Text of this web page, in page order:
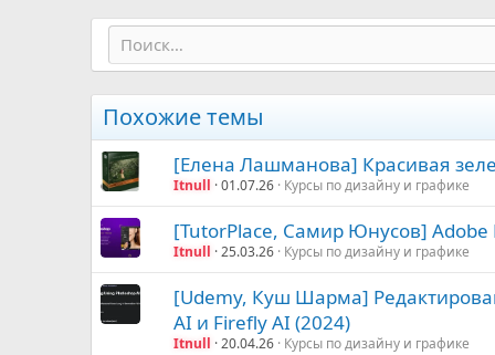
Похожие темы
[Елена Лашманова] Красивая
Itnull 01.07.26 Курсы по дизайну и графике
[TutorPlace, Самир Юнусов] Adobe
Itnull 25.03.26 Курсы по дизайну и графике
[Udemy, Куш Шарма]
AI и Firefly AI (2024)
Itnull 20.04.26 Курсы по дизайну и графике